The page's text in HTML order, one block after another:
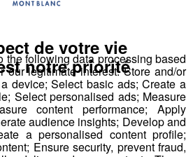
les reconnaître ?
Montblanclive-27 mars 2018 à
jour le 25 juillet 2018 à 16h59
the following data processing based
our legitimate interest: Store and/or
device; Select basic ads; Create a
Select personalised ads; Measure
content performance; Apply
audience insights; Develop and
a personalised content profile;
Ensure security, prevent fraud,
de votre vie
notre priorité